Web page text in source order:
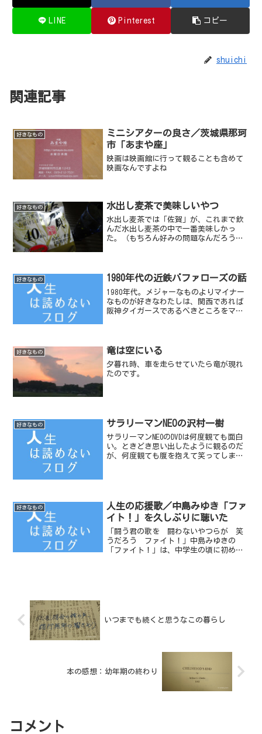
LINE Pinterest コピー
shuichi
関連記事
好きなもの
ミニシアターの良さ／茨城県那珂
市「あまや座」
映画は映画館に行って観ることも含めて
映画なんですよね
好きなもの 水出し麦茶で美味しいやつ
水出し麦茶では「佐賀」が、これまで飲
んだ水出し麦茶の中で一番美味しかっ
た。（もちろん好みの問題なんだろう
好きなもの 1980年代の近鉄バファローズの話
1980年代。メジャーなものよりマイナー
なものが好きなわたしは、関西であれば
阪神タイガースであるべきところをマイ
だった過去があるのだ...
好きなもの 竜は空にいる
夕暮れ時、車を走らせていたら竜が現れ
たのです。
好きなもの サラリーマンNEOの沢村一樹
サラリーマンNEOのDVDは何度観ても面白
い。ときどき思い出したように観るのだ
が、何度観ても腹を抱えて笑ってしま
好きなもの
人生の応援歌／中島みゆき「ファ
イト！」を久しぶりに聴いた
「闘う君の歌を 闘わないやつらが 笑
うだろう ファイト！」中島みゆきの
「ファイト！」は、中学生の頃に初めて
いつまでも続くと思うなこの暮らし
本の感想：幼年期の終わり
コメント